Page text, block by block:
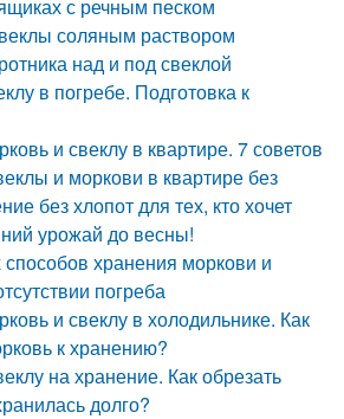
с речным песком
соляным раствором
над и под свеклой
в погребе. Подготовка к
и свеклу в квартире. 7 советов
и моркови в квартире без
без хлопот для тех, кто хочет
урожай до весны!
хранения моркови и
погреба
и свеклу в холодильнике. Как
к хранению?
на хранение. Как обрезать
долго?